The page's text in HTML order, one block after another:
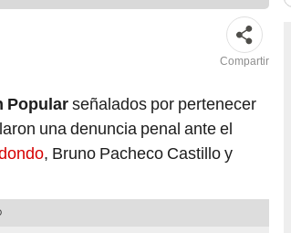
Compartir
Popularseñalados por pertenecer
una denuncia penal ante el
, Bruno Pacheco Castillo y